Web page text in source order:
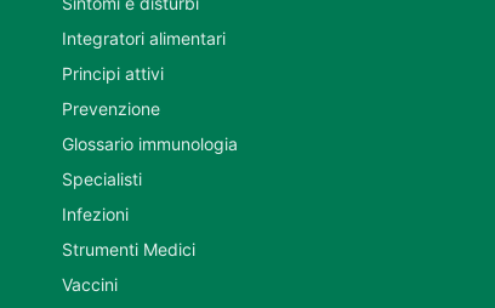
Integratori alimentari
Principi attivi
Prevenzione
Glossario immunologia
Specialisti
Infezioni
Strumenti Medici
Vaccini